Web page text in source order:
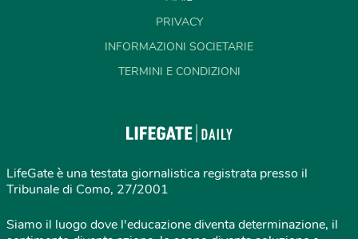
PRIVACY
INFORMAZIONI SOCIETARIE
TERMINI E CONDIZIONI
LifeGate è una testata giornalistica registrata presso il
Tribunale di Como, 27/2001
Siamo il luogo dove l'educazione diventa determinazione, il